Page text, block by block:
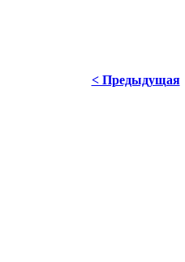
< Предыдущая